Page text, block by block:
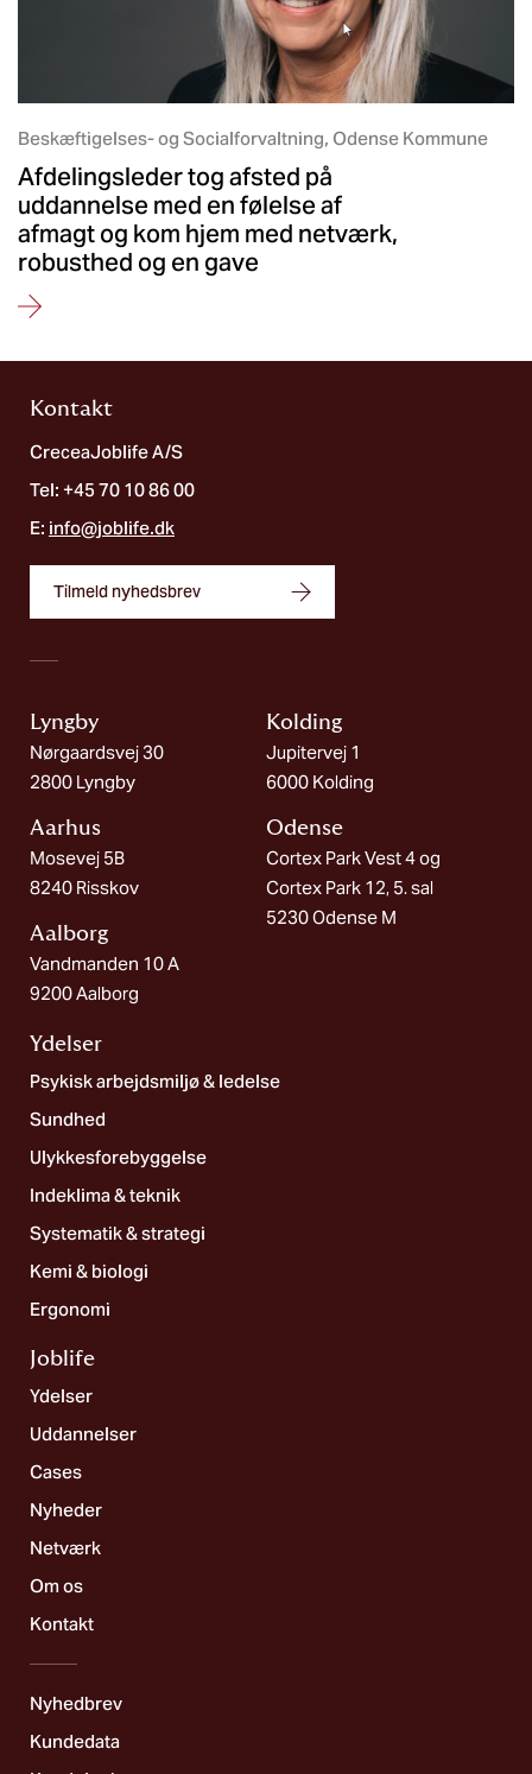
Beskæftigelses- og Socialforvaltning, Odense Kommune
Afdelingsleder tog afsted på
uddannelse med en følelse af
afmagt og kom hjem med netværk,
robusthed og en gave
Kontakt
CreceaJoblife A/S
Tel: +45 70 10 86 00
E: info@joblife.dk
Tilmeld nyhedsbrev
Lyngby
Nørgaardsvej 30
2800 Lyngby
Aarhus
Mosevej 5B
8240 Risskov
Aalborg​
Vandmanden 10 A
9200 Aalborg
Kolding​
Jupitervej 1
6000 Kolding
Odense
Cortex Park Vest 4 og
Cortex Park 12, 5. sal
5230 Odense M
Ydelser
Psykisk arbejdsmiljø & ledelse
Sundhed
Ulykkesforebyggelse
Indeklima & teknik
Systematik & strategi
Kemi & biologi
Ergonomi
Joblife​
Ydelser
Uddannelser
Cases
Nyheder
Netværk
Om os
Kontakt
Nyhedbrev
Kundedata